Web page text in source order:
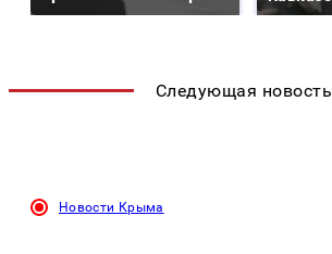
Следующая новость
Новости Крыма